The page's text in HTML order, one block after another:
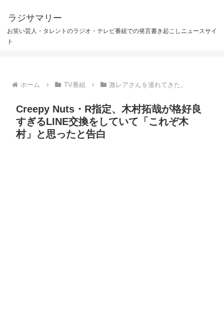
ラジサマリー
お笑い芸人・タレントのラジオ・テレビ番組での発言書き起こしニュースサイ
ト
ホーム TV番組 激レアさんを連れてきた。
Creepy Nuts・R指定、木村拓哉が格好良
すぎるLINE交換をしていて「これぞ木
村」と思ったと告白